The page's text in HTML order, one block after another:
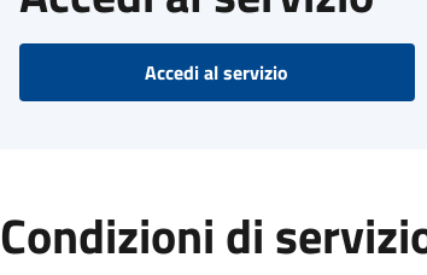
Accedi al servizio
Condizioni di